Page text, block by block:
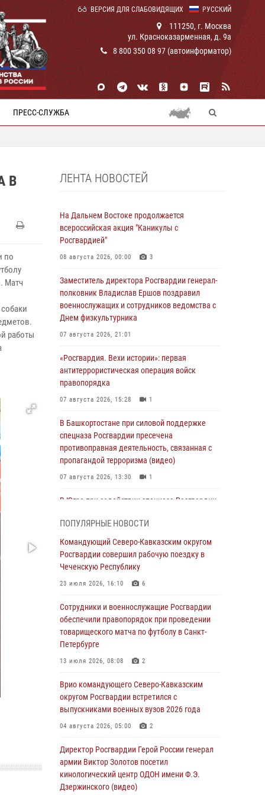
РУССКИЙ
ВЕРСИЯ ДЛЯ СЛАБОВИДЯЩИХ
111250, г. Москва
ул. Красноказарменная, д. 9а
8 800 350 08 97 (автоинформатор)
ПРЕСС-СЛУЖБА
В
по
Матч
работы
ЛЕНТА НОВОСТЕЙ
На Дальнем Востоке продолжается
всероссийская акция "Каникулы с
Росгвардией"
08 августа 2026, 00:00 3
Заместитель директора Росгвардии генерал-
полковник Владислав Ершов поздравил
военнослужащих и сотрудников ведомства с
Днем физкультурника
07 августа 2026, 21:01
«Росгвардия. Вехи истории»: первая
антитеррористическая операция войск
правопорядка
07 августа 2026, 15:28 1
В Башкортостане при силовой поддержке
спецназа Росгвардии пресечена
противоправная деятельность, связанная с
пропагандой терроризма (видео)
07 августа 2026, 13:30 1
В Югре при содействии спецназа Росгвардии
миграционного законодательства
07 августа 2026, 12:54
Тонувшего ребенка спас росгвардеец в
Юные гости из летних лагерей посетили
кинологический центр Росгвардии (видео)
07 августа 2026, 12:20
округу Росгвардии и ветераны военной
контрразведки почтили память Николая
Кузнецова
07 августа 2026, 12:00 4
Ветеран войск правопорядка генерал-майор
Иван Пияшев – герой выпуска «Легенды
армии с Александром Маршалом»
07 августа 2026, 12:00
ПОПУЛЯРНЫЕ НОВОСТИ
Командующий Северо-Кавказским округом
Росгвардии совершил рабочую поездку в
Чеченскую Республику
23 июля 2026, 16:10 6
Сотрудники и военнослужащие Росгвардии
обеспечили правопорядок при проведении
товарищеского матча по футболу в Санкт-
Петербурге
13 июля 2026, 08:08 2
Врио командующего Северо-Кавказским
округом Росгвардии встретился с
выпускниками военных вузов 2026 года
04 августа 2026, 05:00 2
Директор Росгвардии Герой России генерал
армии Виктор Золотов посетил
кинологический центр ОДОН имени Ф.Э.
Дзержинского (видео)